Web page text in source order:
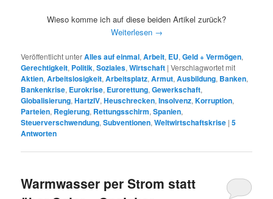
Wieso komme ich auf diese beiden Artikel zurück?
Weiterlesen →
Veröffentlicht unterAlles auf einmal,Arbeit, EU,Geld + Vermögen,
Gerechtigkeit, Politik,Soziales,Wirtschaft |Verschlagwortet mit
Aktien,Arbeitslosigkeit,Arbeitsplatz,Armut,Ausbildung, Banken,
Bankenkrise, Eurokrise, Eurorettung,Gewerkschaft,
Globalisierung,HartzIV,Heuschrecken,Insolvenz,Korruption,
Parteien, Regierung, Rettungsschirm,Spanien,
Steuerverschwendung,Subventionen,Weltwirtschaftskrise |5
Antworten
Warmwasser per Strom statt